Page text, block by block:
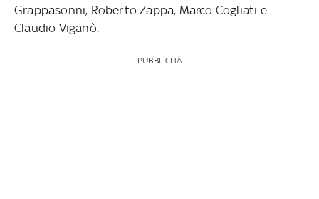
Grappasonni, Roberto Zappa, Marco Cogliati e
Claudio Viganò.
PUBBLICITÀ